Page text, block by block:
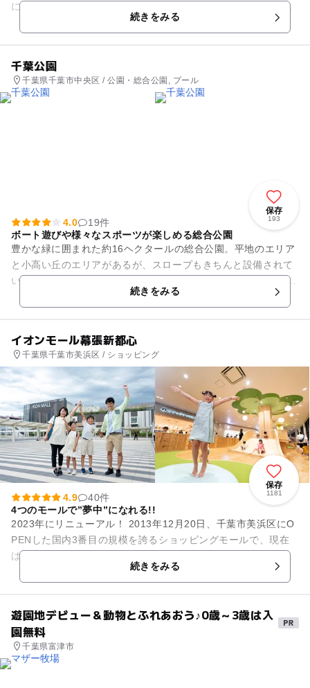
についての説明展示や植物や昆虫などの検索用パソコン、図書
コーナー、専門スタッフに...続きをみる
千葉公園
千葉県千葉市中央区 / 公園・総合公園, プール
保存
193
4.0
19件
ボート遊びや様々なスポーツが楽しめる総合公園
豊かな緑に囲まれた約16ヘクタールの総合公園。平地のエリア
と小高い丘のエリアがあるが、スロープもきちんと設備されて
いるためベビーカーでも安心して回れます。 広い敷地内には、
続きをみる
イオンモール幕張新都心
千葉県千葉市美浜区 / ショッピング
保存
1181
4.9
40件
4つのモールで”夢中”になれる!!
2023年にリニューアル！ 2013年12月20日、千葉市美浜区にO
PENした国内3番目の規模を誇るショッピングモールで、現在
は「グランドモール」「エキマエ」「アクティブモール」「ペ
続きをみる
遊園地デビュー＆動物とふれあおう♪0歳～3歳は入
園無料
千葉県富津市